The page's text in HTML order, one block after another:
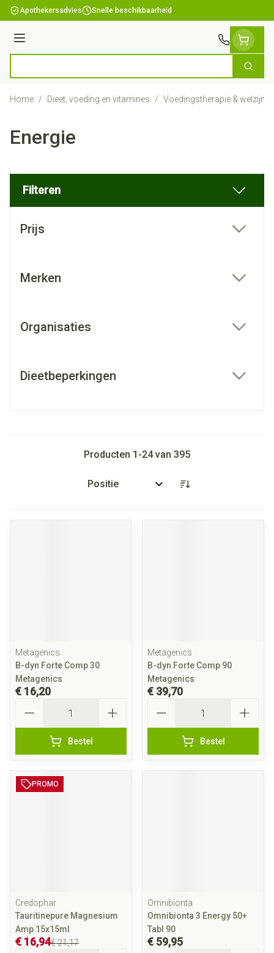
Ga naar de inhoud
Apothekersadvies Snelle beschikbaarheid
Menu
Zoek
Home / Dieet, voeding en vitamines / Voedingstherapie & welzijn
Energie
Filteren
Prijs
Merken
Organisaties
Dieetbeperkingen
Producten 1 -24van 395
Sorteer op:
Metagenics
B-dyn Forte Comp 30
Metagenics
€ 16,20
Bestel
Metagenics
B-dyn Forte Comp 90
Metagenics
€ 39,70
Bestel
PROMO
Credophar
Tauritinepure Magnesium
Amp 15x15ml
€ 21,17
€ 16,94
Omnibionta
Omnibionta 3 Energy 50+
Tabl 90
€ 59,95